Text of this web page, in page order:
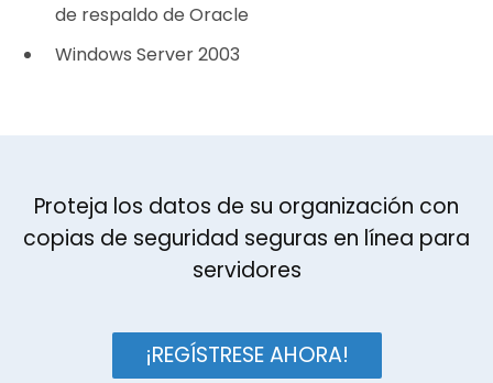
de respaldo de Oracle
Windows Server 2003
Proteja los datos de su organización con
copias de seguridad seguras en línea para
servidores
¡REGÍSTRESE AHORA!